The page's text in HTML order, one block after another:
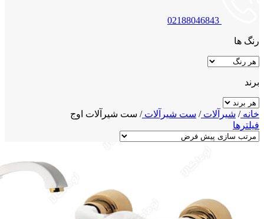
02188046843
رنگ ها
برند
خانه/ شیرآلات/ ست شیرآلات/ ست شیرآلات اوج
فیلترها